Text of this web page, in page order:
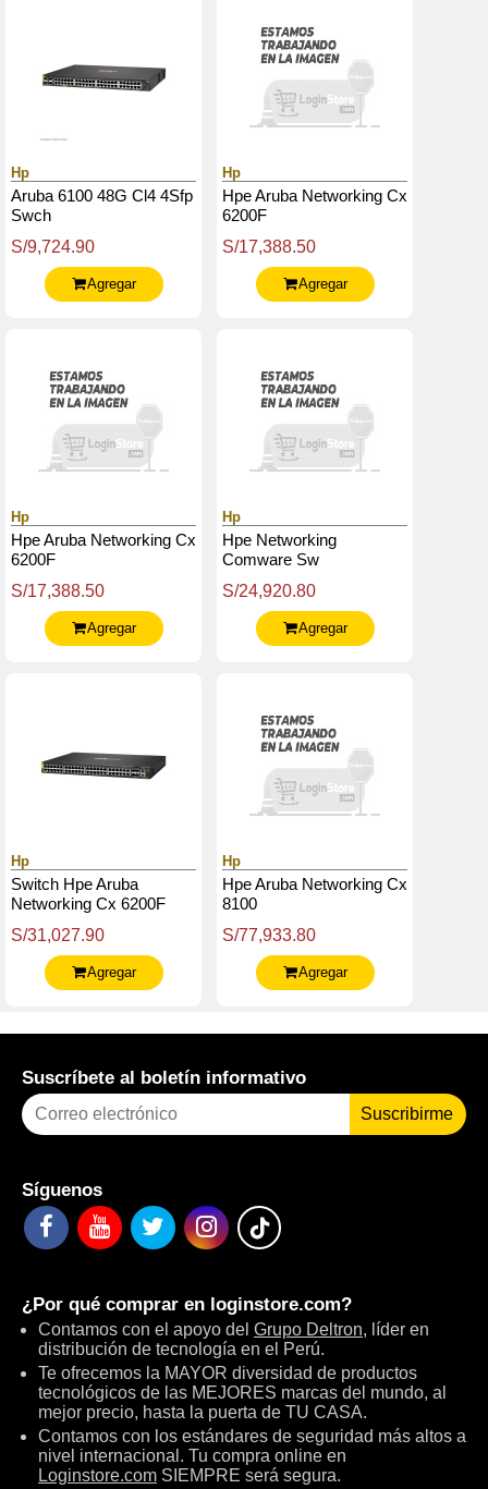
Hp
Aruba 6100 48G Cl4 4Sfp
Swch
S/9,724.90
Agregar
Hp
Hpe Aruba Networking Cx
6200F
S/17,388.50
Agregar
Hp
Hpe Aruba Networking Cx
6200F
S/17,388.50
Agregar
Hp
Hpe Networking
Comware Sw
S/24,920.80
Agregar
Hp
Switch Hpe Aruba
Networking Cx 6200F
Capacidad Poe: 740W
S/31,027.90
Agregar
Hp
Hpe Aruba Networking Cx
8100
S/77,933.80
Agregar
Suscríbete al boletín informativo
Suscribirme
Síguenos
¿Por qué comprar en loginstore.com?
Contamos con el apoyo del Grupo Deltron, líder en
distribución de tecnología en el Perú.
Te ofrecemos la MAYOR diversidad de productos
tecnológicos de las MEJORES marcas del mundo, al
mejor precio, hasta la puerta de TU CASA.
Contamos con los estándares de seguridad más altos a
nivel internacional. Tu compra online en
Loginstore.com SIEMPRE será segura.